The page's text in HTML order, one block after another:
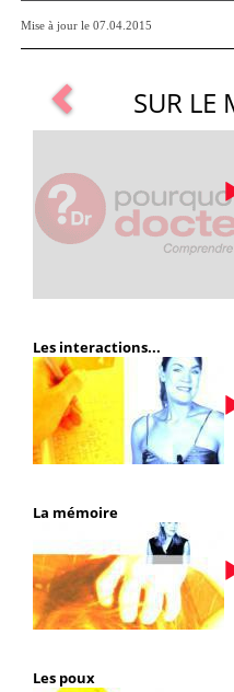
Mise à jour le 07.04.2015
SUR LE
Les interactions...
La mémoire
Les poux